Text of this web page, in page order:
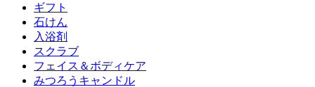
ギフト
石けん
入浴剤
スクラブ
フェイス＆ボディケア
みつろうキャンドル